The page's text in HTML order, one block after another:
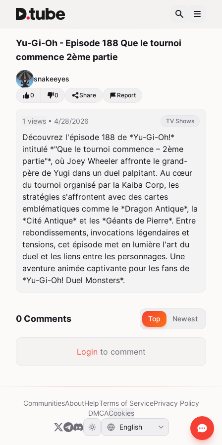
Yu-Gi-Oh - Episode 188 Que le tournoi
commence 2ème partie
snakeeyes
0 0 Share Report
1 views • 4/28/2026 TV Shows
Découvrez l'épisode 188 de *Yu-Gi-Oh!*
intitulé *"Que le tournoi commence – 2ème
partie"*, où Joey Wheeler affronte le grand-
père de Yugi dans un duel palpitant. Au cœur
du tournoi organisé par la Kaiba Corp, les
stratégies s'affrontent avec des cartes
emblématiques comme le *Dragon Antique*, la
*Cité Antique* et les *Géants de Pierre*. Entre
rebondissements, invocations légendaires et
tensions, cet épisode met en lumière l'art du
duel et les liens entre les personnages. Une
aventure animée captivante pour les fans de
*Yu-Gi-Oh! Duel Monsters*.
0 Comments Top Newest
Loginto comment
CommunitiesAboutHelpTerms of ServicePrivacy Policy
DMCACookies